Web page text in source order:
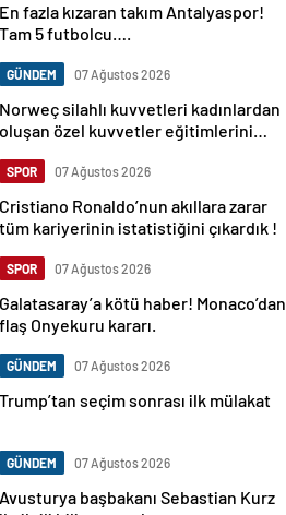
En fazla kızaran takım Antalyaspor!
Tam 5 futbolcu….
GÜNDEM 07 Ağustos 2026
Norweç silahlı kuvvetleri kadınlardan
oluşan özel kuvvetler eğitimlerini
SPOR 07 Ağustos 2026
Cristiano Ronaldo’nun akıllara zarar
tüm kariyerinin istatistiğini çıkardık !
SPOR 07 Ağustos 2026
Galatasaray’a kötü haber! Monaco’dan
flaş Onyekuru kararı.
GÜNDEM 07 Ağustos 2026
Trump’tan seçim sonrası ilk mülakat
GÜNDEM 07 Ağustos 2026
Avusturya başbakanı Sebastian Kurz